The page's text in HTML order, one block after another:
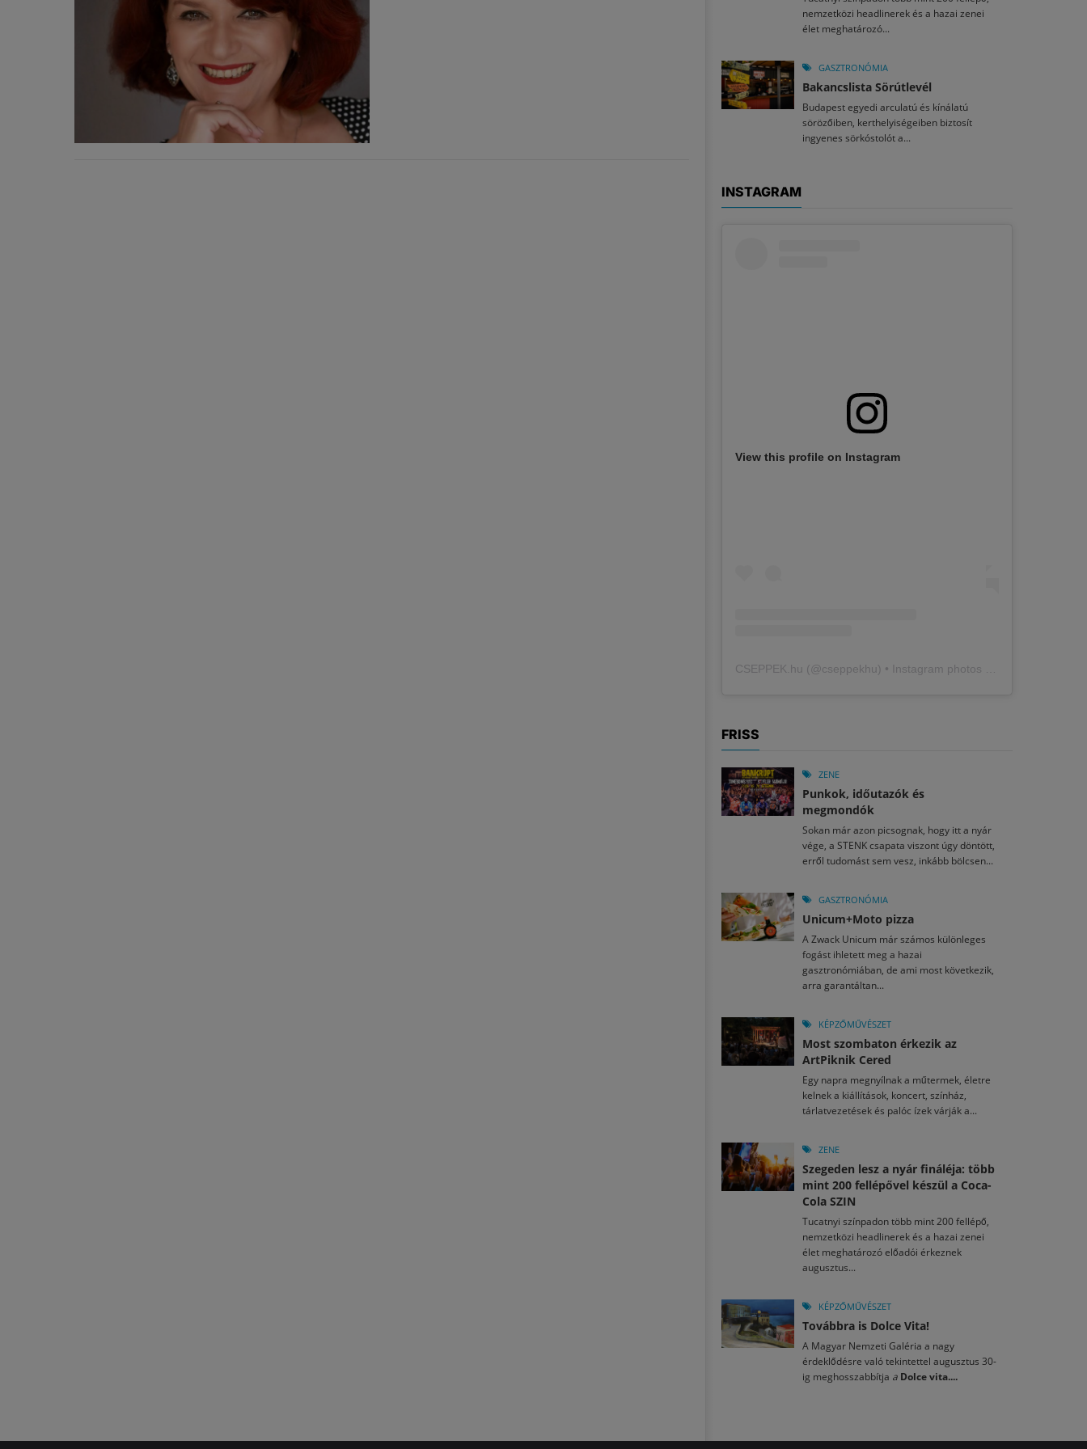
nemzetközi headlinerek és a hazai zenei
élet meghatározó...
GASZTRONÓMIA
Bakancslista Sörútlevél
Budapest egyedi arculatú és kínálatú
sörözőiben, kerthelyiségeiben biztosít
ingyenes sörkóstolót a...
INSTAGRAM
View this profile on Instagram
CSEPPEK.hu (@cseppekhu ) • Instagram photos and videos
FRISS
ZENE
Punkok, időutazók és
megmondók
Sokan már azon picsognak, hogy itt a nyár
vége, a STENK csapata viszont úgy döntött,
erről tudomást sem vesz, inkább bölcsen...
GASZTRONÓMIA
Unicum+Moto pizza
A Zwack Unicum már számos különleges
fogást ihletett meg a hazai
gasztronómiában, de ami most következik,
arra garantáltan...
KÉPZŐMŰVÉSZET
Most szombaton érkezik az
ArtPiknik Cered
Egy napra megnyílnak a műtermek, életre
kelnek a kiállítások, koncert, színház,
tárlatvezetések és palóc ízek várják a...
ZENE
Szegeden lesz a nyár fináléja: több
mint 200 fellépővel készül a Coca-
Cola SZIN
Tucatnyi színpadon több mint 200 fellépő,
nemzetközi headlinerek és a hazai zenei
élet meghatározó előadói érkeznek
augusztus...
KÉPZŐMŰVÉSZET
Továbbra is Dolce Vita!
A Magyar Nemzeti Galéria a nagy
érdeklődésre való tekintettel augusztus 30-
ig meghosszabbítja a Dolce vita....